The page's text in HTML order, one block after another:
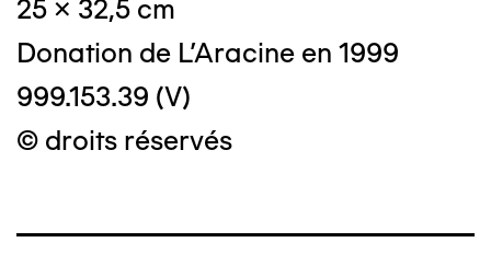
25 x 32,5 cm
Donation de L'Aracine en 1999
999.153.39 (V)
© droits réservés